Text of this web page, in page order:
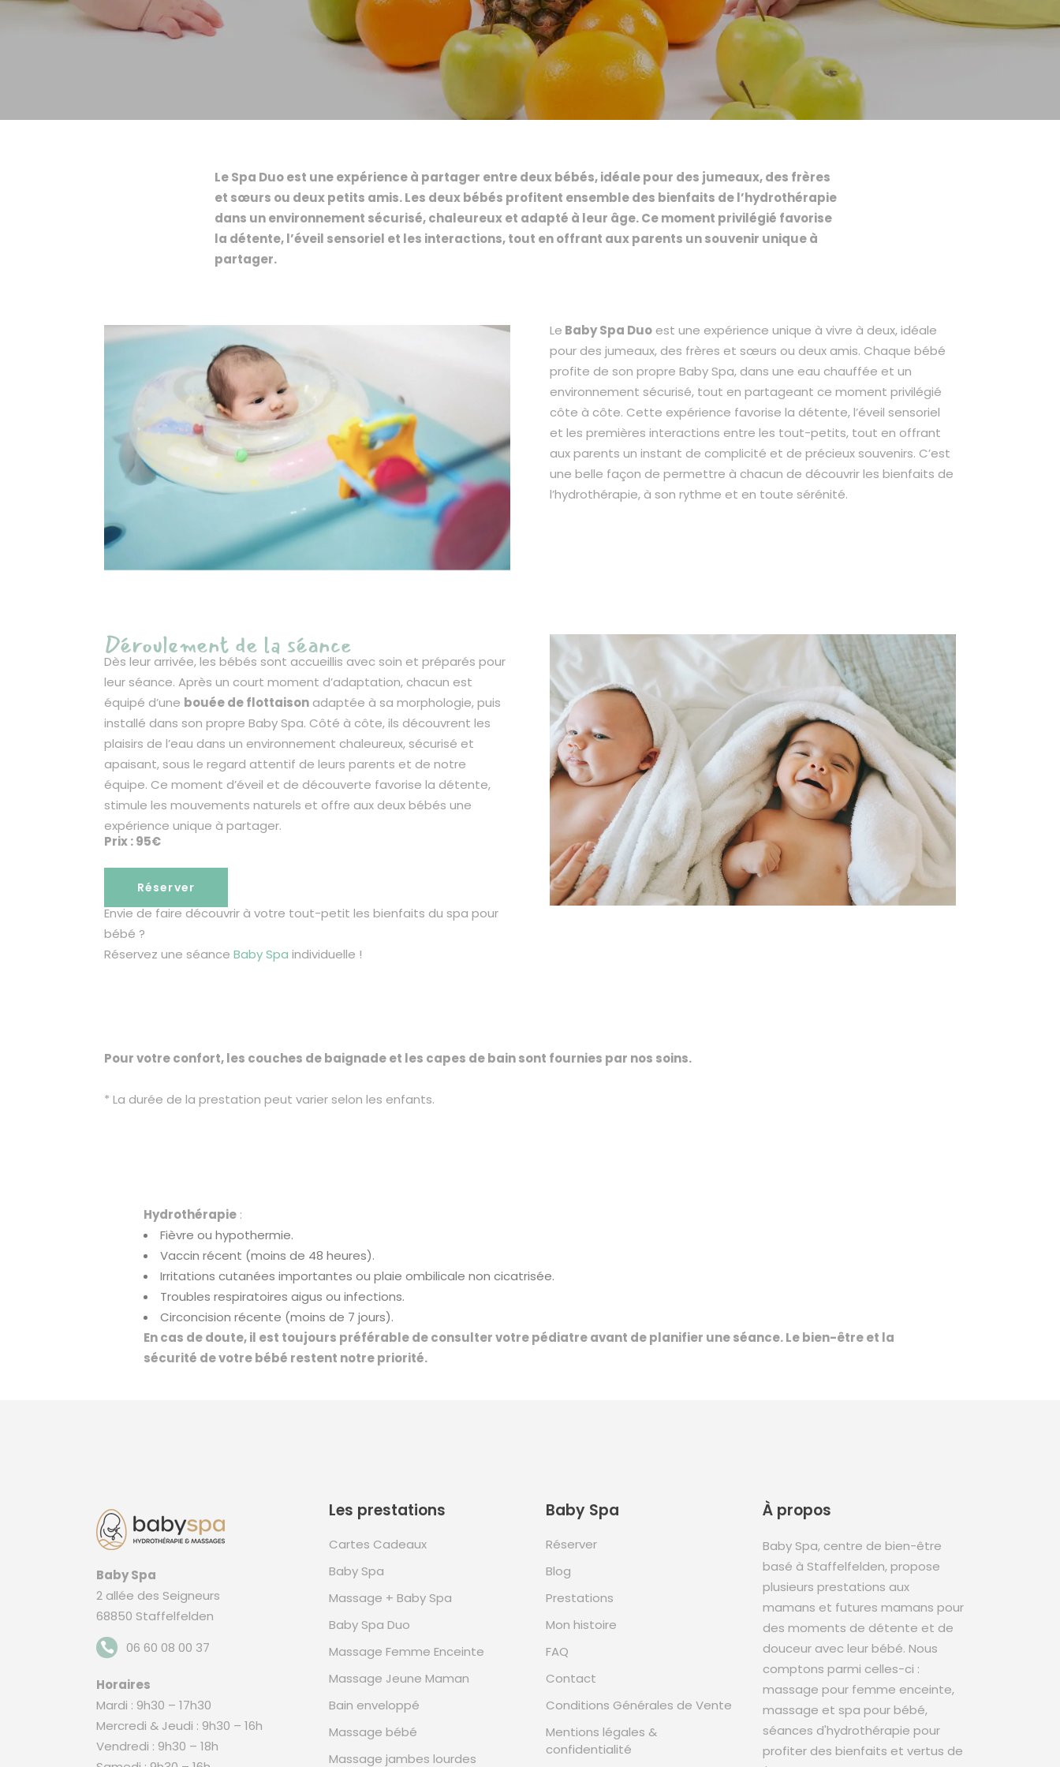
Le Spa Duo est une expérience à partager entre deux bébés, idéale pour des jumeaux, des frères
et sœurs ou deux petits amis. Les deux bébés profitent ensemble des bienfaits de l’hydrothérapie
dans un environnement sécurisé, chaleureux et adapté à leur âge. Ce moment privilégié favorise
la détente, l’éveil sensoriel et les interactions, tout en offrant aux parents un souvenir unique à
partager.
Le Baby Spa Duo est une expérience unique à vivre à deux, idéale
pour des jumeaux, des frères et sœurs ou deux amis. Chaque bébé
profite de son propre Baby Spa, dans une eau chauffée et un
environnement sécurisé, tout en partageant ce moment privilégié
côte à côte. Cette expérience favorise la détente, l’éveil sensoriel
et les premières interactions entre les tout-petits, tout en offrant
aux parents un instant de complicité et de précieux souvenirs. C’est
une belle façon de permettre à chacun de découvrir les bienfaits de
l’hydrothérapie, à son rythme et en toute sérénité.
Déroulement de la séance
Dès leur arrivée, les bébés sont accueillis avec soin et préparés pour
leur séance. Après un court moment d’adaptation, chacun est
équipé d’une bouée de flottaison adaptée à sa morphologie, puis
installé dans son propre Baby Spa. Côté à côte, ils découvrent les
plaisirs de l’eau dans un environnement chaleureux, sécurisé et
apaisant, sous le regard attentif de leurs parents et de notre
équipe. Ce moment d’éveil et de découverte favorise la détente,
stimule les mouvements naturels et offre aux deux bébés une
expérience unique à partager.
Prix : 95€
Réserver
Envie de faire découvrir à votre tout-petit les bienfaits du spa pour
bébé ?
Réservez une séance Baby Spa individuelle !
Pour votre confort, les couches de baignade et les capes de bain sont fournies par nos soins.
* La durée de la prestation peut varier selon les enfants.
Hydrothérapie :
Fièvre ou hypothermie.
Vaccin récent (moins de 48 heures).
Irritations cutanées importantes ou plaie ombilicale non cicatrisée.
Troubles respiratoires aigus ou infections.
Circoncision récente (moins de 7 jours).
En cas de doute, il est toujours préférable de consulter votre pédiatre avant de planifier une séance. Le bien-être et la
sécurité de votre bébé restent notre priorité.
Baby Spa
2 allée des Seigneurs
68850 Staffelfelden
06 60 08 00 37
Horaires
Mardi : 9h30 – 17h30
Mercredi & Jeudi : 9h30 – 16h
Vendredi : 9h30 – 18h
Les prestations
Cartes Cadeaux
Baby Spa
Massage + Baby Spa
Baby Spa Duo
Massage Femme Enceinte
Massage Jeune Maman
Bain enveloppé
Massage bébé
Massage jambes lourdes
Baby Spa
Réserver
Blog
Prestations
Mon histoire
FAQ
Contact
Conditions Générales de Vente
Mentions légales &
confidentialité
À propos
Baby Spa, centre de bien-être
basé à Staffelfelden, propose
plusieurs prestations aux
mamans et futures mamans pour
des moments de détente et de
douceur avec leur bébé. Nous
comptons parmi celles-ci :
massage pour femme enceinte,
massage et spa pour bébé,
séances d'hydrothérapie pour
profiter des bienfaits et vertus de